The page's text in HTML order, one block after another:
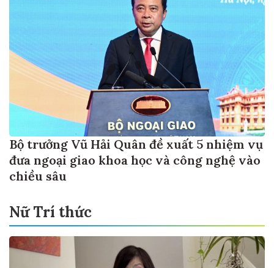
Bộ trưởng Vũ Hải Quân đề xuất 5 nhiệm vụ
đưa ngoại giao khoa học và công nghệ vào
chiều sâu
Nữ Trí thức